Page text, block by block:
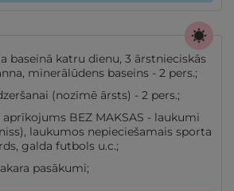
baseinā katru dienu, 3 ārstnieciskās
minerālūdens baseins - 2 pers.;
(nozīmē ārsts) - 2 pers.;
BEZ MAKSAS - laukumi
laukumos nepieciešamais sporta
galda futbols u.c.;
pasākumi;